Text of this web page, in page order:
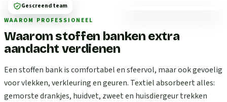
WAAROM PROFESSIONEEL
Waarom stoffen banken extra
aandacht verdienen
Een stoffen bank is comfortabel en sfeervol, maar ook gevoelig
voor vlekken, verkleuring en geuren. Textiel absorbeert alles:
gemorste drankjes, huidvet, zweet en huisdiergeur trekken
Gescreend team